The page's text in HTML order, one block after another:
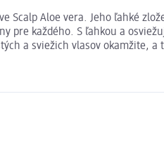
Scalp Aloe vera. Jeho ľahké
pre každého. S ľahkou a
a sviežich vlasov okamžite,